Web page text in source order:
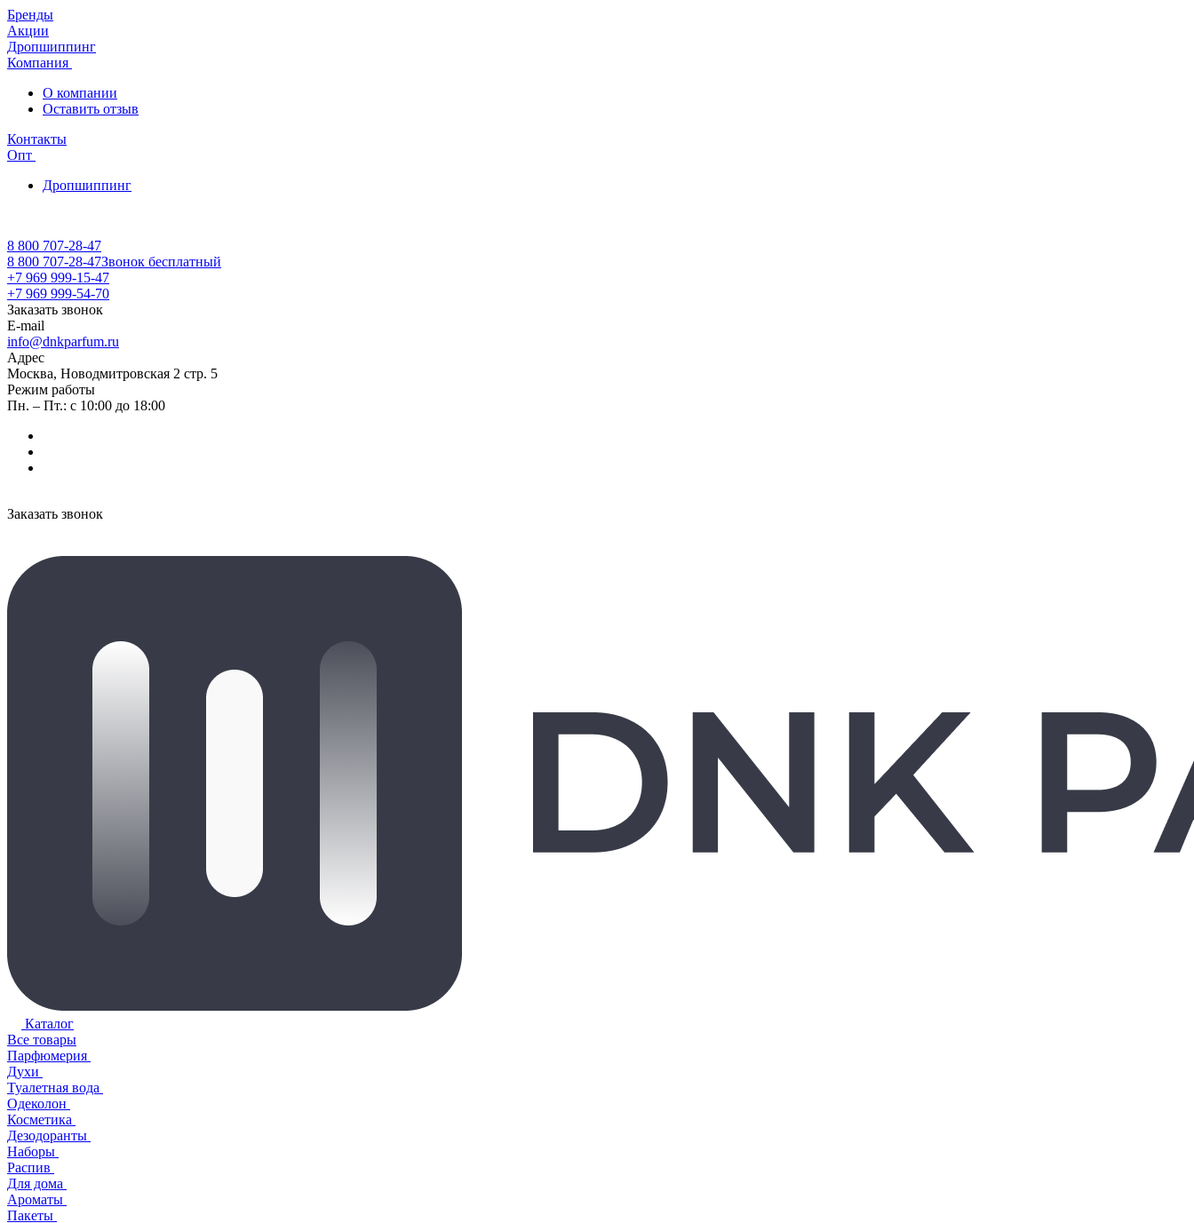
Бренды
Акции
Дропшиппинг
Компания
О компании
Оставить отзыв
Контакты
Опт
Дропшиппинг
8 800 707-28-47
8 800 707-28-47Звонок бесплатный
+7 969 999-15-47
+7 969 999-54-70
Заказать звонок
E-mail
info@dnkparfum.ru
Адрес
Москва, Новодмитровская 2 стр. 5
Режим работы
Пн. – Пт.: с 10:00 до 18:00
Заказать звонок
Каталог
Все товары
Парфюмерия
Духи
Туалетная вода
Одеколон
Косметика
Дезодоранты
Наборы
Распив
Для дома
Ароматы
Пакеты